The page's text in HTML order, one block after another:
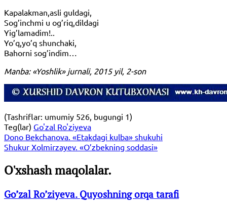
Kapalakman,asli guldagi,
Sog’inchmi u og’riq,dildagi
Yig’lamadim!..
Yo’q,yo’q shunchaki,
Bahorni sog’indim…
Manba: «Yoshlik» jurnali, 2015 yil, 2-son
(Tashriflar: umumiy 526, bugungi 1)
Teg(lar) Go'zal Ro'ziyeva
Dono Bekchanova. «Etakdagi kulba» shukuhi
Shukur Xolmirzayev. «O’zbekning soddasi»
O'xshash maqolalar.
Go’zal Ro’ziyeva. Quyoshning orqa tarafi